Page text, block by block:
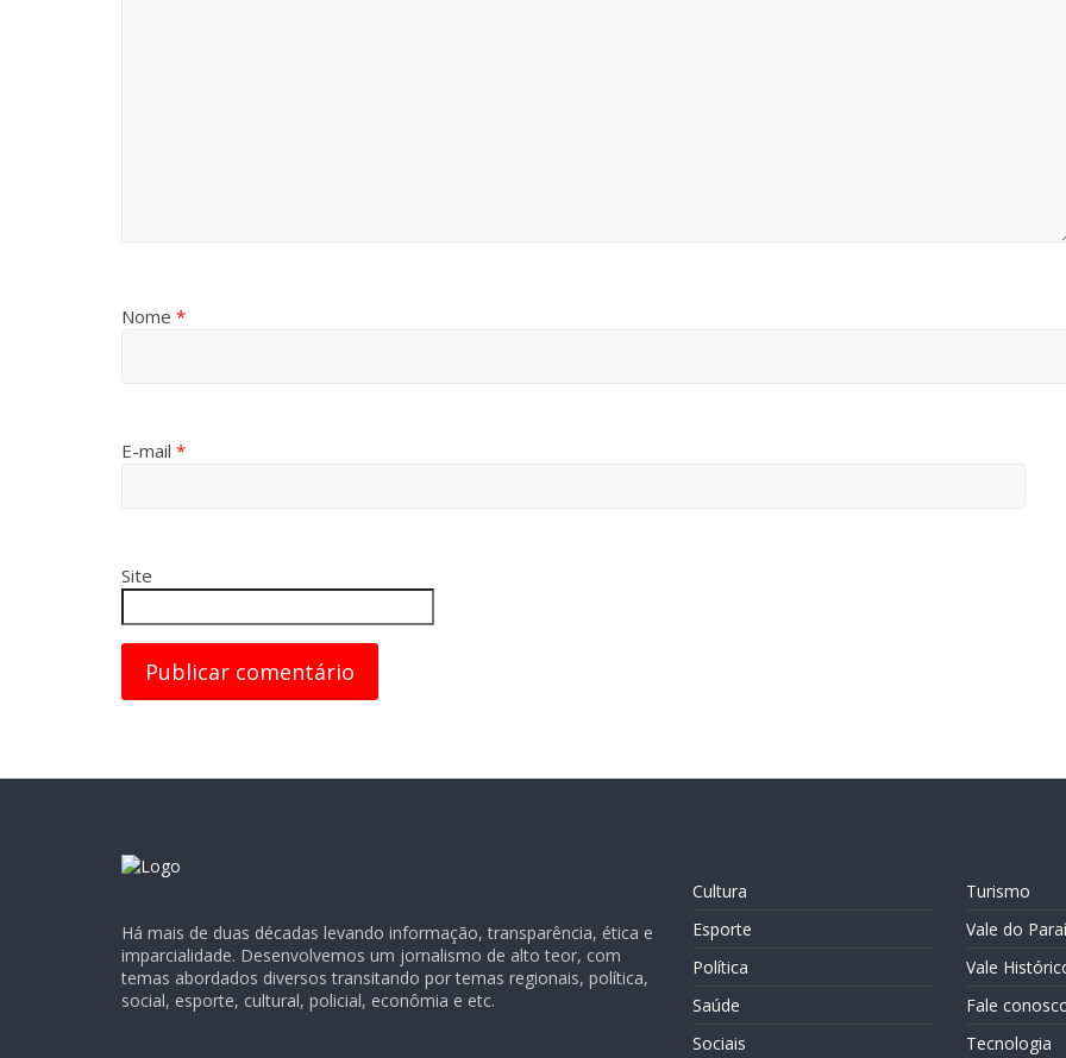
Nome *
E-mail *
Site
Há mais de duas décadas levando informação, transparência, ética e
imparcialidade. Desenvolvemos um jornalismo de alto teor, com
temas abordados diversos transitando por temas regionais, política,
social, esporte, cultural, policial, econômia e etc.
Cultura
Esporte
Política
Saúde
Sociais
Turismo
Vale do
Vale
Fale
Tecnologia